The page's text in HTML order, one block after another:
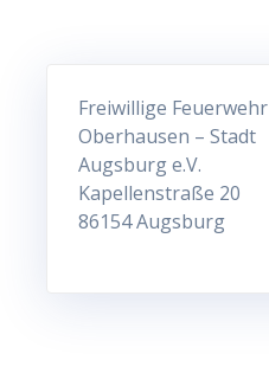
Freiwillige Feuerwehr
Oberhausen – Stadt
Augsburg e.V.
Kapellenstraße 20
86154 Augsburg